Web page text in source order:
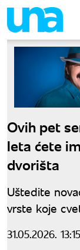
Ovih pet
leta ćete
dvorišta
Uštedite
vrste koje
31.05.2026. 13:15